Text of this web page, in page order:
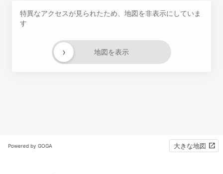
特異なアクセスが見られたため、地図を非表示にしていま
す
地図を表示
›
Powered by GOGA 大きな地図